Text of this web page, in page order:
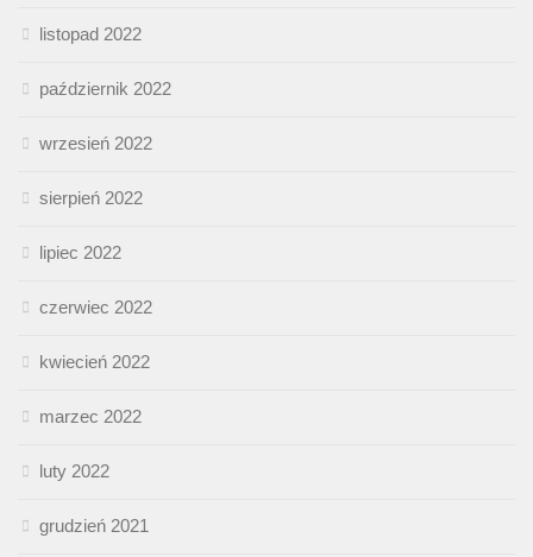
listopad 2022
październik 2022
wrzesień 2022
sierpień 2022
lipiec 2022
czerwiec 2022
kwiecień 2022
marzec 2022
luty 2022
grudzień 2021